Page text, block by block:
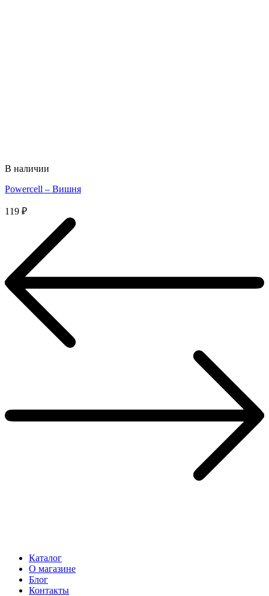
В наличии
Powercell – Вишня
119 ₽
Каталог
О магазине
Блог
Контакты